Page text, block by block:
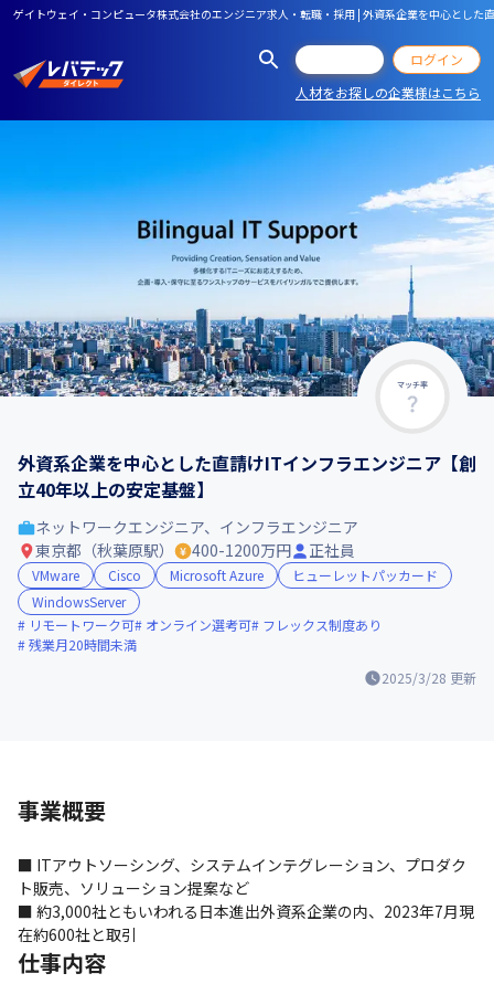
ゲイトウェイ・コンピュータ株式会社のエンジニア求人・転職・採用 | 外資系企業を中心とし
ログイン
人材をお探しの企業様はこちら
マッチ率
外資系企業を中心とした直請けITインフラエンジニア【創
立40年以上の安定基盤】
2025/3/28 更新
ネットワークエンジニア、インフラエンジニア
東京都（秋葉原駅）
400-1200万円 正社員
VMware Cisco Microsoft Azure
ヒューレットパッカード
WindowsServer
リモートワーク可
オンライン選考可
フレックス制度あり
残業月20時間未満
事業概要
■ ITアウトソーシング、システムインテグレーション、プロダク
ト販売、ソリューション提案など
■ 約3,000社ともいわれる日本進出外資系企業の内、2023年7月現
在約600社と取引
仕事内容